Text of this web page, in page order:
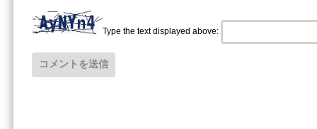
Type the text displayed above: